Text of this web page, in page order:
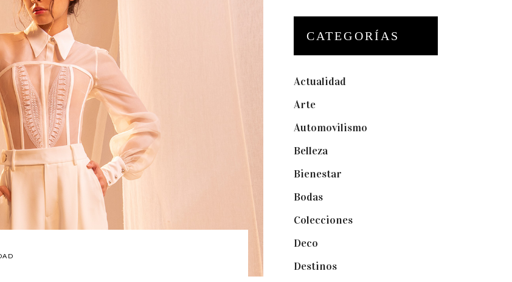
CATEGORÍAS
Actualidad
Arte(74)
Automovilismo
Belleza(32)
Bienestar
Bodas(73)
Colecciones(22)
Deco
Destinos(6)